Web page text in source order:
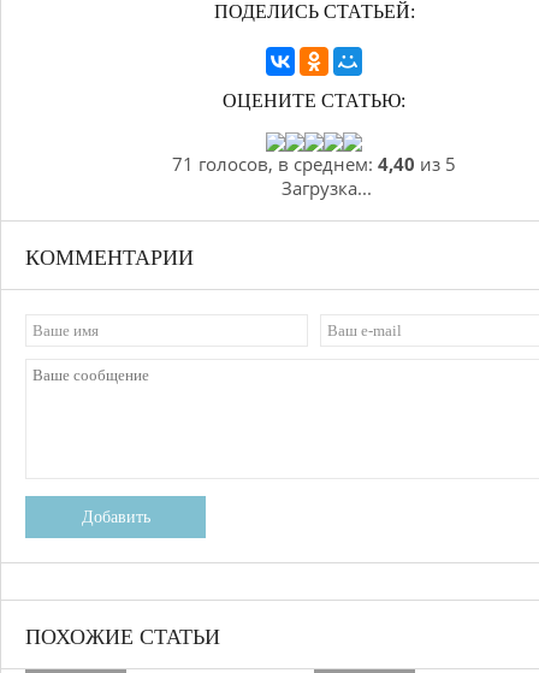
ПОДЕЛИСЬ СТАТЬЕЙ:
ОЦЕНИТЕ СТАТЬЮ:
71 голосов, в среднем: 4,40 из 5
Загрузка...
КОММЕНТАРИИ
Добавить
ПОХОЖИЕ СТАТЬИ